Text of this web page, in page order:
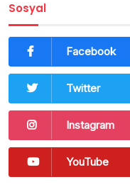
Sosyal
Facebook
Twitter
Instagram
YouTube